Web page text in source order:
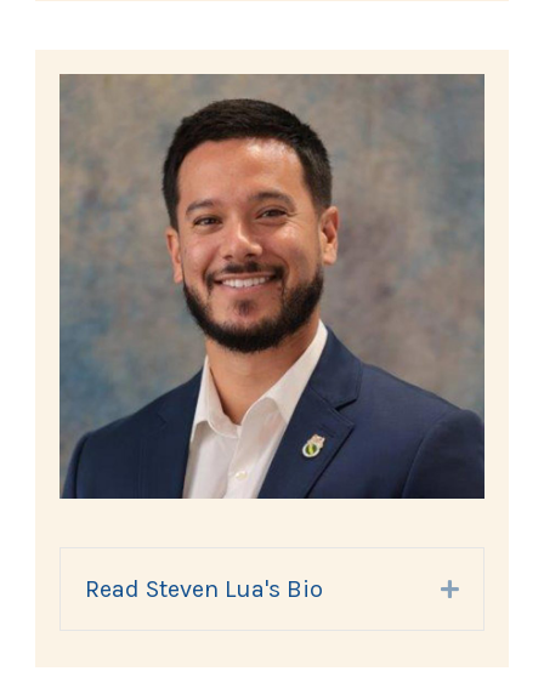
Read Steven Lua's Bio Expand